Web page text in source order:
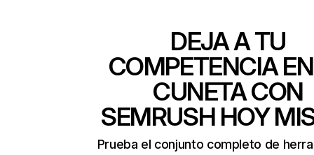
DEJA A TU
COMPETENCIA
CUNETA CON
SEMRUSH HOY
Prueba el conjunto completo de